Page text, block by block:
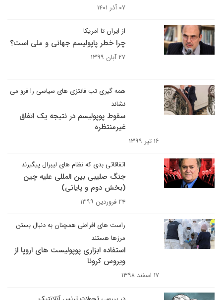
۰۷ آذر ۱۴۰۱
از ایران تا امریکا
چرا خطر پاپولیسم جهانی و ملی است؟
۲۷ آبان ۱۳۹۹
همه گیری تب فانتزی های سیاسی را فرو می
نشاند
سقوط پوپولیسم در نتیجه یک اتفاق
غیرمنتظره
۱۶ تیر ۱۳۹۹
اتفاقاتی بدی که نظام های لیبرال پیگیرند
جنگ صلیبی بین المللی علیه چین
(بخش دوم و پایانی)
۲۴ فروردین ۱۳۹۹
راست های افراطی همچنان به دنبال بستن
مرزها هستند
استفاده ابزاری پوپولیست های اروپا از
ویروس کرونا
۱۷ اسفند ۱۳۹۸